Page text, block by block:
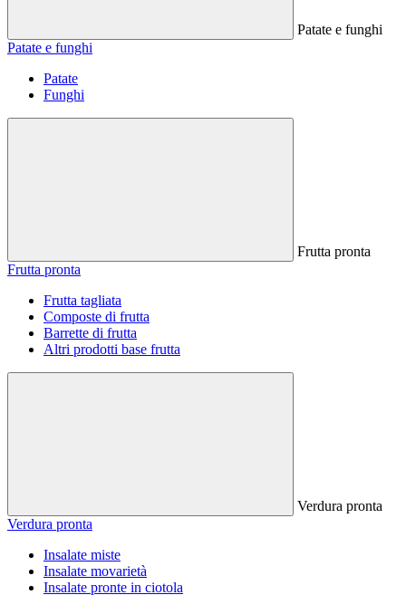
Patate e funghi
Patate e funghi
Patate
Funghi
Frutta pronta
Frutta pronta
Frutta tagliata
Composte di frutta
Barrette di frutta
Altri prodotti base frutta
Verdura pronta
Verdura pronta
Insalate miste
Insalate movarietà
Insalate pronte in ciotola